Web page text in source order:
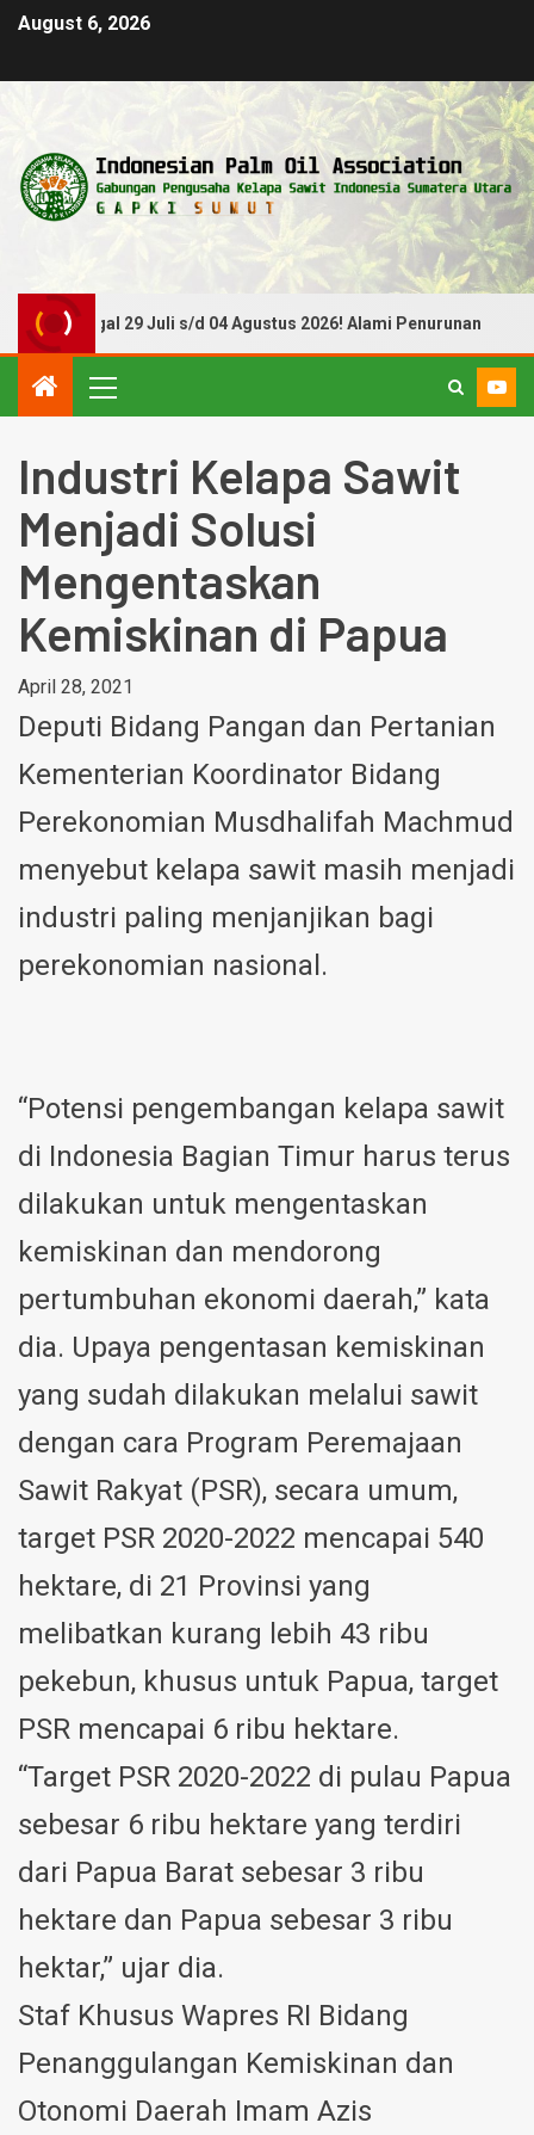
August 6, 2026
Tanggal 29 Juli s/d 04 Agustus 2026! Alami Penurunan
Industri Kelapa Sawit
Menjadi Solusi
Mengentaskan
Kemiskinan di Papua
April 28, 2021
Deputi Bidang Pangan dan Pertanian
Kementerian Koordinator Bidang
Perekonomian Musdhalifah Machmud
menyebut kelapa sawit masih menjadi
industri paling menjanjikan bagi
perekonomian nasional.
“Potensi pengembangan kelapa sawit
di Indonesia Bagian Timur harus terus
dilakukan untuk mengentaskan
kemiskinan dan mendorong
pertumbuhan ekonomi daerah,” kata
dia. Upaya pengentasan kemiskinan
yang sudah dilakukan melalui sawit
dengan cara Program Peremajaan
Sawit Rakyat (PSR), secara umum,
target PSR 2020-2022 mencapai 540
hektare, di 21 Provinsi yang
melibatkan kurang lebih 43 ribu
pekebun, khusus untuk Papua, target
PSR mencapai 6 ribu hektare.
“Target PSR 2020-2022 di pulau Papua
sebesar 6 ribu hektare yang terdiri
dari Papua Barat sebesar 3 ribu
hektare dan Papua sebesar 3 ribu
hektar,” ujar dia.
Staf Khusus Wapres RI Bidang
Penanggulangan Kemiskinan dan
Otonomi Daerah Imam Azis